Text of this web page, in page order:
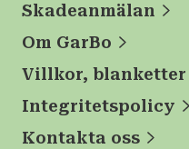
Skadeanmälan
Om GarBo
Villkor, blanketter
Integritetspolicy
Kontakta oss